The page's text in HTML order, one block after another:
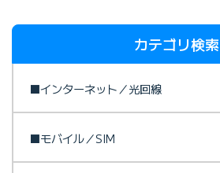
カテゴリ検索
■インターネット／光回線
■モバイル／SIM